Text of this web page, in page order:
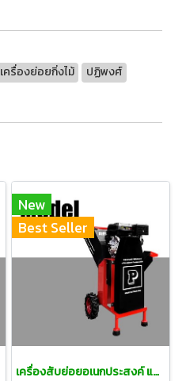
เครื่องย่อยกิ่งไม้ ปฏิพงศ์
New
Best Seller
เครื่องสับย่อยอเนกประสงค์ แบบ 2 ระบบ